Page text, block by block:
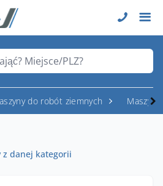
Miejsce/PLZ?
do robót ziemnych
z danej kategorii